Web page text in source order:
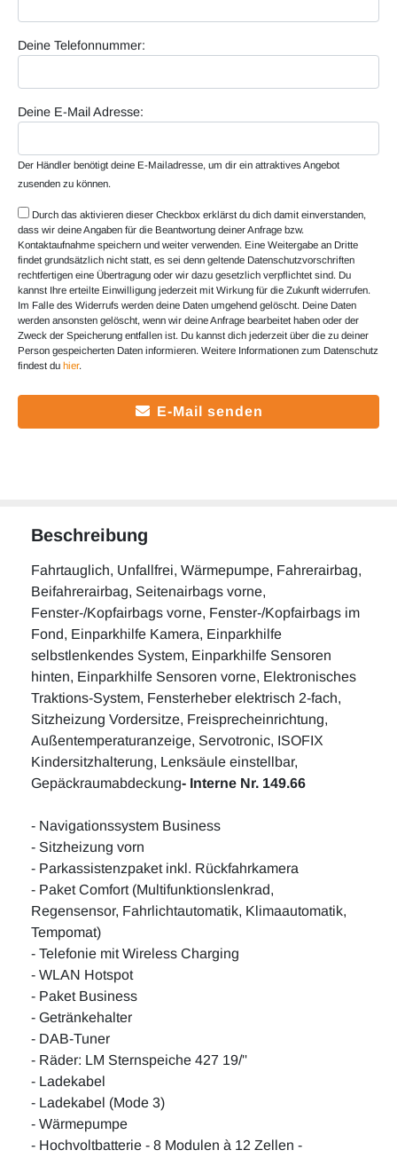
Deine Telefonnummer:
Deine E-Mail Adresse:
Der Händler benötigt deine E-Mailadresse, um dir ein attraktives Angebot
zusenden zu können.
Durch das aktivieren dieser Checkbox erklärst du dich damit einverstanden,
dass wir deine Angaben für die Beantwortung deiner Anfrage bzw.
Kontaktaufnahme speichern und weiter verwenden. Eine Weitergabe an Dritte
findet grundsätzlich nicht statt, es sei denn geltende Datenschutzvorschriften
rechtfertigen eine Übertragung oder wir dazu gesetzlich verpflichtet sind. Du
kannst Ihre erteilte Einwilligung jederzeit mit Wirkung für die Zukunft widerrufen.
Im Falle des Widerrufs werden deine Daten umgehend gelöscht. Deine Daten
werden ansonsten gelöscht, wenn wir deine Anfrage bearbeitet haben oder der
Zweck der Speicherung entfallen ist. Du kannst dich jederzeit über die zu deiner
Person gespeicherten Daten informieren. Weitere Informationen zum Datenschutz
findest du hier.
E-Mail senden
Beschreibung
Fahrtauglich, Unfallfrei, Wärmepumpe, Fahrerairbag,
Beifahrerairbag, Seitenairbags vorne,
Fenster-/Kopfairbags vorne, Fenster-/Kopfairbags im
Fond, Einparkhilfe Kamera, Einparkhilfe
selbstlenkendes System, Einparkhilfe Sensoren
hinten, Einparkhilfe Sensoren vorne, Elektronisches
Traktions-System, Fensterheber elektrisch 2-fach,
Sitzheizung Vordersitze, Freisprecheinrichtung,
Außentemperaturanzeige, Servotronic, ISOFIX
Kindersitzhalterung, Lenksäule einstellbar,
Gepäckraumabdeckung- Interne Nr. 149.66
- Navigationssystem Business
- Sitzheizung vorn
- Parkassistenzpaket inkl. Rückfahrkamera
- Paket Comfort (Multifunktionslenkrad,
Regensensor, Fahrlichtautomatik, Klimaautomatik,
Tempomat)
- Telefonie mit Wireless Charging
- WLAN Hotspot
- Paket Business
- Getränkehalter
- DAB-Tuner
- Räder: LM Sternspeiche 427 19/''
- Ladekabel
- Ladekabel (Mode 3)
- Wärmepumpe
- Hochvoltbatterie - 8 Modulen à 12 Zellen -